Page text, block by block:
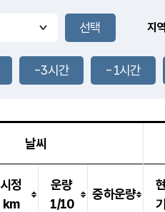
풍도
1.1m/s
지역
-3시간 -1시간
날씨
시정
km
운량
1/10
중하운량